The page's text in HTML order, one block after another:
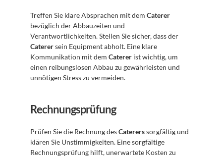
Treffen Sie klare Absprachen mit dem Caterer
bezüglich der Abbauzeiten und
Caterer sein Equipment abholt. Eine klare
Kommunikation mit dem Caterer ist wichtig, um
einen reibungslosen Abbau zu gewährleisten und
unnötigen Stress zu vermeiden.
Rechnungsprüfung
Prüfen Sie die Rechnung des Caterers sorgfältig und
klären Sie Unstimmigkeiten. Eine sorgfältige
Rechnungsprüfung hilft, unerwartete Kosten zu